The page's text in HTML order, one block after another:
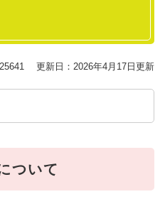
更新日：2026年4月17日更新
ついて